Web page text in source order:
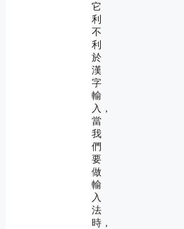
它
利
不
利
於
漢
字
輸
入，
當
我
們
要
做
輸
入
法
時，